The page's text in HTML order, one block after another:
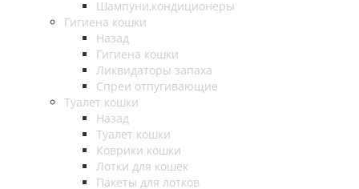
Шампуни,кондиционеры
Гигиена кошки
Назад
Гигиена кошки
Ликвидаторы запаха
Спреи отпугивающие
Туалет кошки
Назад
Туалет кошки
Коврики кошки
Лотки для кошек
Пакеты для лотков